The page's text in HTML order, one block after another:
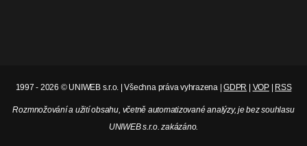
1997 - 2026 © UNIWEB s.r.o. | Všechna práva vyhrazena |GDPR | VOP| RSS
Rozmnožování a užití obsahu, včetně automatizované analýzy, je bez souhlasu
UNIWEB s.r.o. zakázáno.